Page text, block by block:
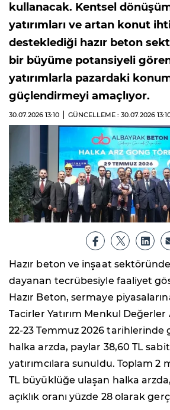
kullanacak. Kentsel
yatırımları ve artan konut
desteklediği hazır beton
bir büyüme potansiyeli
yatırımlarla pazardaki
güçlendirmeyi amaçlıyor.
30.07.2026 13:10 GÜNCELLEME : 30.07.2026
Hazır beton ve inşaat
dayanan tecrübesiyle faaliyet
Hazır Beton, sermaye
Tacirler Yatırım Menkul
22-23 Temmuz 2026 tarihlerinde
halka arzda, paylar 38,60 TL
yatırımcılara sunuldu. Toplam 2
TL büyüklüğe ulaşan halka
açıklık oranı yüzde 28 olarak